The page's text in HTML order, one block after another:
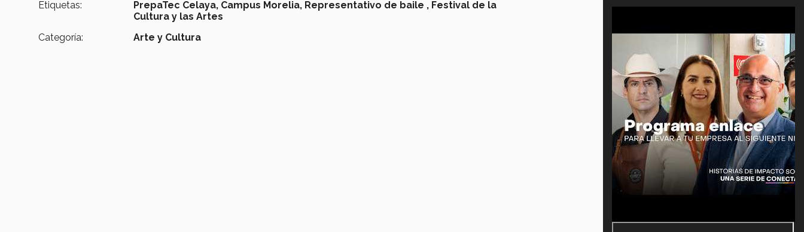
Etiquetas:
PrepaTec Celaya, Campus Morelia, Representativo de baile , Festival de la
Cultura y las Artes
Categoría:
Arte y Cultura